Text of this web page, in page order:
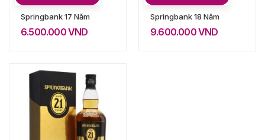
Springbank 17 Năm
6.500.000VND
Springbank 18 Năm
9.600.000VND